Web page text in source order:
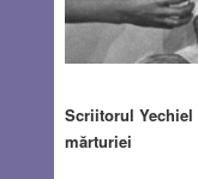
Scriitorul
mărturiei